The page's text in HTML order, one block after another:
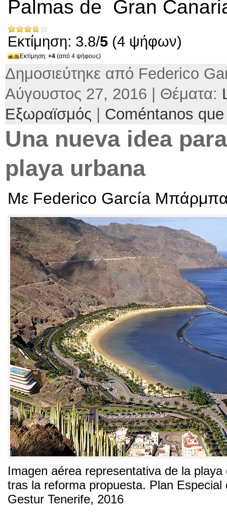
Palmas de Gran
Εκτίμηση: 3.8/5 (4 ψήφων)
Εκτίμηση: +4 (από 4 ψήφους)
Δημοσιεύτηκε από Federico
Αύγουστος 27, 2016 | Θέματα:
Εξωραϊσμός | Coméntanos
Una nueva idea
playa urbana
Με Federico García
Imagen aérea representativa de la playa
tras la reforma propuesta. Plan Especial
Gestur Tenerife, 2016